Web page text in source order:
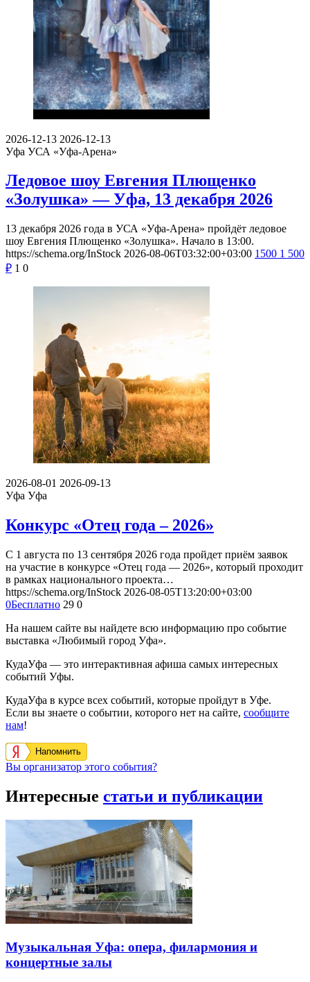
2026-12-13 2026-12-13
Уфа УСА «Уфа-Арена»
Ледовое шоу Евгения Плющенко
«Золушка» — Уфа, 13 декабря 2026
13 декабря 2026 года в УСА «Уфа-Арена» пройдёт ледовое
шоу Евгения Плющенко «Золушка». Начало в 13:00.
https://schema.org/InStock 2026-08-06T03:32:00+03:00 1500 1 500
₽ 1 0
2026-08-01 2026-09-13
Уфа Уфа
Конкурс «Отец года – 2026»
С 1 августа по 13 сентября 2026 года пройдет приём заявок
на участие в конкурсе «Отец года — 2026», который проходит
в рамках национального проекта…
https://schema.org/InStock 2026-08-05T13:20:00+03:00
0Бесплатно 29 0
На нашем сайте вы найдете всю информацию про событие
выставка «Любимый город Уфа».
КудаУфа — это интерактивная афиша самых интересных
событий Уфы.
КудаУфа в курсе всех событий, которые пройдут в Уфе.
Если вы знаете о событии, которого нет на сайте, сообщите
нам!
Напомнить
Вы организатор этого события?
Интересные статьи и публикации
Музыкальная Уфа: опера, филармония и
концертные залы